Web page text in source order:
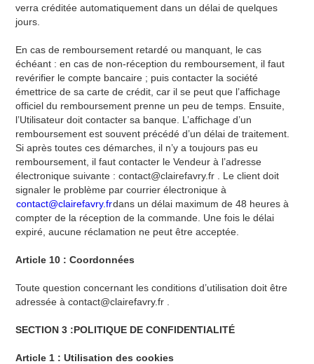
verra créditée automatiquement dans un délai de quelques
jours.
En cas de remboursement retardé ou manquant, le cas
échéant : en cas de non-réception du remboursement, il faut
revérifier le compte bancaire ; puis contacter la société
émettrice de sa carte de crédit, car il se peut que l’affichage
officiel du remboursement prenne un peu de temps. Ensuite,
l’Utilisateur doit contacter sa banque. L’affichage d’un
remboursement est souvent précédé d’un délai de traitement.
Si après toutes ces démarches, il n’y a toujours pas eu
remboursement, il faut contacter le Vendeur à l’adresse
électronique suivante : contact@clairefavry.fr . Le client doit
signaler le problème par courrier électronique à
contact@clairefavry.frdans un délai maximum de 48 heures à
compter de la réception de la commande. Une fois le délai
expiré, aucune réclamation ne peut être acceptée.
Article 10 : Coordonnées
Toute question concernant les conditions d’utilisation doit être
adressée à contact@clairefavry.fr .
SECTION 3 :POLITIQUE DE CONFIDENTIALITÉ
Article 1 : Utilisation des cookies